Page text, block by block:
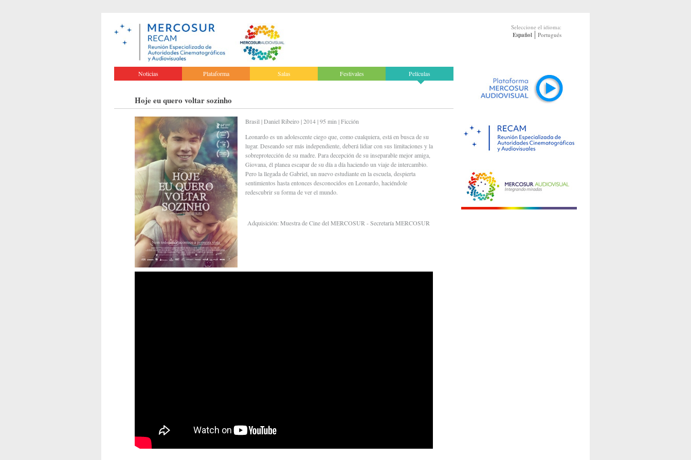
Seleccione el idioma:
Portugués
Español
Noticias Plataforma Salas Festivales Películas
Hoje eu quero voltar sozinho
Brasil | Daniel Ribeiro | 2014 | 95 min | Ficción
Leonardo es un adolescente ciego que, como cualquiera, está en busca de su
lugar. Deseando ser más independiente, deberá lidiar con sus limitaciones y la
sobreprotección de su madre. Para decepción de su inseparable mejor amiga,
Giovana, él planea escapar de su día a día haciendo un viaje de intercambio.
Pero la llegada de Gabriel, un nuevo estudiante en la escuela, despierta
sentimientos hasta entonces desconocidos en Leonardo, haciéndole
redescubrir su forma de ver el mundo.
Adquisición: Muestra de Cine del MERCOSUR - Secretaría MERCOSUR